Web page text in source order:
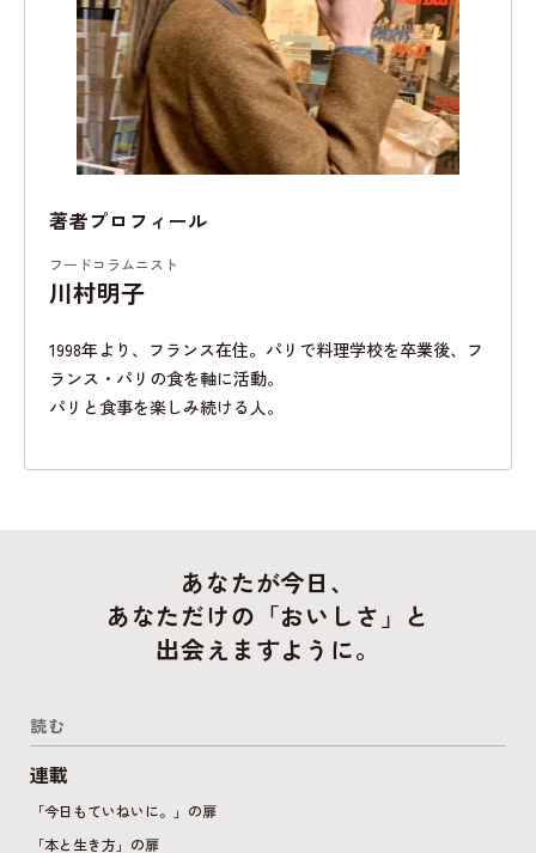
著者プロフィール
フードコラムニスト
川村明子
1998年より、フランス在住。パリで料理学校を卒業後、フ
ランス・パリの食を軸に活動。
パリと食事を楽しみ続ける人。
あなたが今日、
あなただけの「おいしさ」と
出会えますように。
読む
連載
「今日もていねいに。」の扉
「本と生き方」の扉